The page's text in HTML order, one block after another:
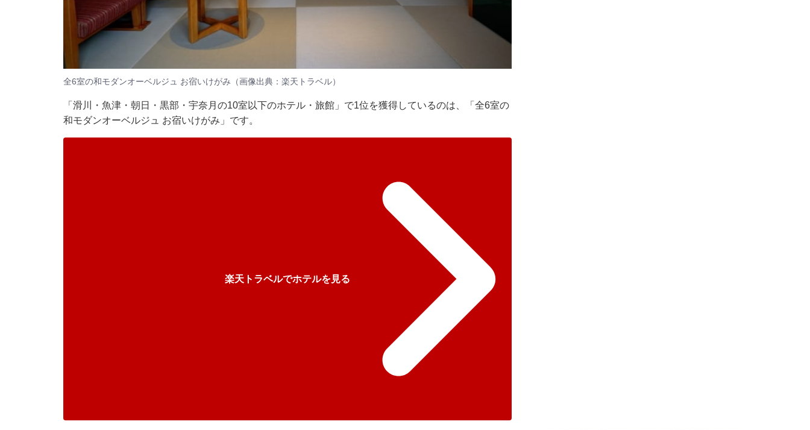
全6室の和モダンオーベルジュ お宿いけがみ（画像出典：楽天トラベル）
「滑川・魚津・朝日・黒部・宇奈月の10室以下のホテル・旅館」で1位を獲得しているのは、「全6室の
和モダンオーベルジュ お宿いけがみ」です。
楽天トラベルでホテルを見る